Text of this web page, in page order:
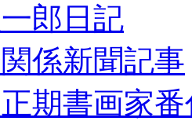
郎日記
係新聞記事
期書画家